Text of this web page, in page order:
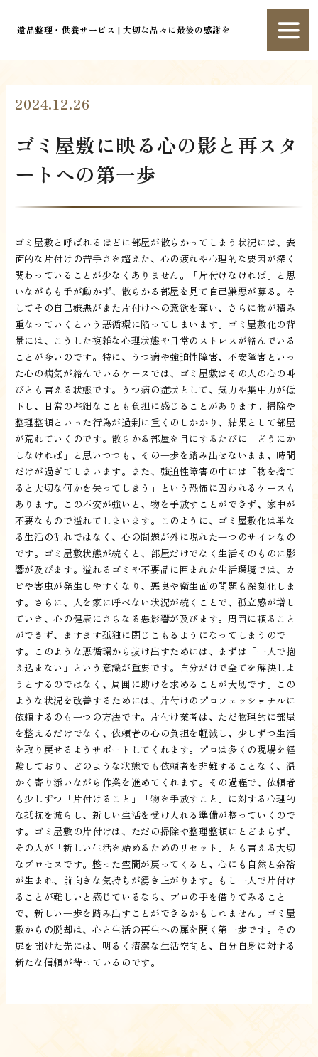
遺品整理・供養サービス | 大切な品々に最後の感謝を
2024.12.26
ゴミ屋敷に映る心の影と再スタ
ートへの第一歩
ゴミ屋敷と呼ばれるほどに部屋が散らかってしまう状況には、表
面的な片付けの苦手さを超えた、心の疲れや心理的な要因が深く
関わっていることが少なくありません。「片付けなければ」と思
いながらも手が動かず、散らかる部屋を見て自己嫌悪が募る。そ
してその自己嫌悪がまた片付けへの意欲を奪い、さらに物が積み
重なっていくという悪循環に陥ってしまいます。ゴミ屋敷化の背
景には、こうした複雑な心理状態や日常のストレスが絡んでいる
ことが多いのです。特に、うつ病や強迫性障害、不安障害といっ
た心の病気が絡んでいるケースでは、ゴミ屋敷はその人の心の叫
びとも言える状態です。うつ病の症状として、気力や集中力が低
下し、日常の些細なことも負担に感じることがあります。掃除や
整理整頓といった行為が過剰に重くのしかかり、結果として部屋
が荒れていくのです。散らかる部屋を目にするたびに「どうにか
しなければ」と思いつつも、その一歩を踏み出せないまま、時間
だけが過ぎてしまいます。また、強迫性障害の中には「物を捨て
ると大切な何かを失ってしまう」という恐怖に囚われるケースも
あります。この不安が強いと、物を手放すことができず、家中が
不要なもので溢れてしまいます。このように、ゴミ屋敷化は単な
る生活の乱れではなく、心の問題が外に現れた一つのサインなの
です。ゴミ屋敷状態が続くと、部屋だけでなく生活そのものに影
響が及びます。溢れるゴミや不要品に囲まれた生活環境では、カ
ビや害虫が発生しやすくなり、悪臭や衛生面の問題も深刻化しま
す。さらに、人を家に呼べない状況が続くことで、孤立感が増し
ていき、心の健康にさらなる悪影響が及びます。周囲に頼ること
ができず、ますます孤独に閉じこもるようになってしまうので
す。このような悪循環から抜け出すためには、まずは「一人で抱
え込まない」という意識が重要です。自分だけで全てを解決しよ
うとするのではなく、周囲に助けを求めることが大切です。この
ような状況を改善するためには、片付けのプロフェッショナルに
依頼するのも一つの方法です。片付け業者は、ただ物理的に部屋
を整えるだけでなく、依頼者の心の負担を軽減し、少しずつ生活
を取り戻せるようサポートしてくれます。プロは多くの現場を経
験しており、どのような状態でも依頼者を非難することなく、温
かく寄り添いながら作業を進めてくれます。その過程で、依頼者
も少しずつ「片付けること」「物を手放すこと」に対する心理的
な抵抗を減らし、新しい生活を受け入れる準備が整っていくので
す。ゴミ屋敷の片付けは、ただの掃除や整理整頓にとどまらず、
その人が「新しい生活を始めるためのリセット」とも言える大切
なプロセスです。整った空間が戻ってくると、心にも自然と余裕
が生まれ、前向きな気持ちが湧き上がります。もし一人で片付け
ることが難しいと感じているなら、プロの手を借りてみること
で、新しい一歩を踏み出すことができるかもしれません。ゴミ屋
敷からの脱却は、心と生活の再生への扉を開く第一歩です。その
扉を開けた先には、明るく清潔な生活空間と、自分自身に対する
新たな信頼が待っているのです。